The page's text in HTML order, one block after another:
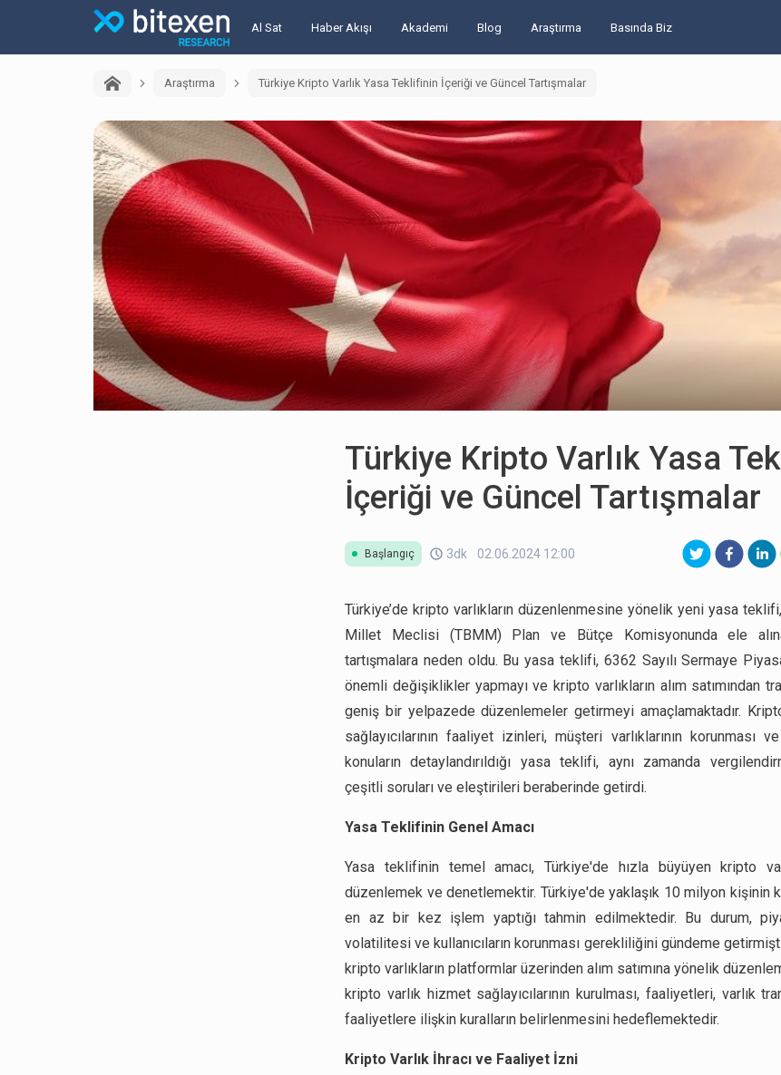
Al Sat Haber Akışı Akademi Blog Araştırma Basında Biz
Araştırma Türkiye Kripto Varlık Yasa Teklifinin İçeriği ve Güncel Tartışmalar
Türkiye Kripto Varlık Yasa
İçeriği ve Güncel Tartışmalar
Başlangıç 3dk 02.06.2024 12:00
Türkiye’de kripto varlıkların düzenlenmesine yönelik yeni yasa
Millet Meclisi (TBMM) Plan ve Bütçe Komisyonunda ele
tartışmalara neden oldu. Bu yasa teklifi, 6362 Sayılı Sermaye
önemli değişiklikler yapmayı ve kripto varlıkların alım satımından
geniş bir yelpazede düzenlemeler getirmeyi amaçlamaktadır.
sağlayıcılarının faaliyet izinleri, müşteri varlıklarının korunması
konuların detaylandırıldığı yasa teklifi, aynı zamanda
çeşitli soruları ve eleştirileri beraberinde getirdi.
Yasa Teklifinin Genel Amacı
Yasa teklifinin temel amacı, Türkiye'de hızla büyüyen kripto
düzenlemek ve denetlemektir. Türkiye'de yaklaşık 10 milyon kişinin
en az bir kez işlem yaptığı tahmin edilmektedir. Bu durum,
volatilitesi ve kullanıcıların korunması gerekliliğini gündeme
kripto varlıkların platformlar üzerinden alım satımına yönelik
kripto varlık hizmet sağlayıcılarının kurulması, faaliyetleri, varlık
faaliyetlere ilişkin kuralların belirlenmesini hedeflemektedir.
Kripto Varlık İhracı ve Faaliyet İzni